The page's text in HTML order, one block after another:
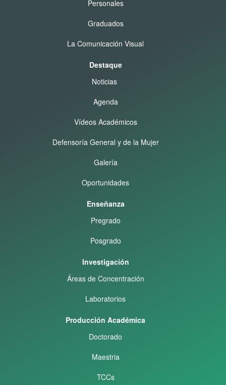
Personales
Graduados
La Comunicación Visual
Destaque
Noticias
Agenda
Vídeos Académicos
Defensoría General y de la Mujer
Galería
Oportunidades
Enseñanza
Pregrado
Posgrado
Investigación
Áreas de Concentración
Laboratorios
Producción Académica
Doctorado
Maestria
TCCs